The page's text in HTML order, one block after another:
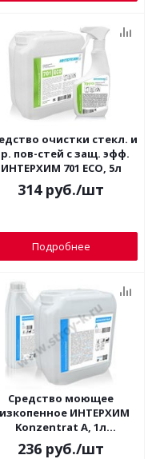
очистки стекл. и
пов-стей с защ. эфф.
ИНТЕРХИМ 701 ECO, 5л
314руб./шт
Подробнее
Средство моющее
ИНТЕРХИМ
Konzentrat A, 1л
(концентрат)
236 руб./шт